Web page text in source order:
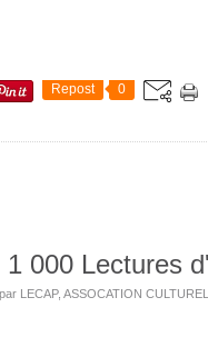
Repost 0
000 Lectures
LECAP, ASSOCATION